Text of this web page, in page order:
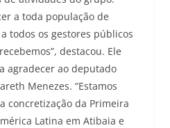
a toda população de
todos os gestores públicos
destacou. Ele
agradecer ao deputado
Menezes. “Estamos
concretização da Primeira
Latina em Atibaia e